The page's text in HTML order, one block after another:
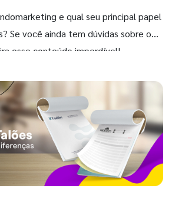
e qual seu principal papel
Se você ainda tem dúvidas sobre o
esse conteúdo imperdível!